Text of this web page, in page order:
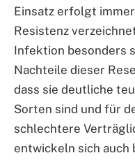
Einsatz erfolgt
Resistenz
Infektion besonders
Nachteile dieser
dass sie deutliche
Sorten sind und für
schlechtere
entwickeln sich auch